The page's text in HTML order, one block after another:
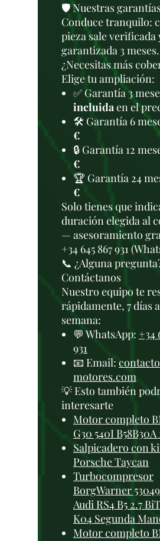
🛡️ Nuestras
Conduce tranquilo:
pieza sale verificada
garantizada 3 meses.
¿Necesitas más
Elige tu ampliación:
✅ Garantía 3
incluidaen el
🛠️ Garantía 6
€
🔒 Garantía 12
€
🏆 Garantía 24
€
Solo tienes que
duración elegida al
— asesoramiento
+34 645 867 931
📞 ¿Alguna
Contáctanos
Nuestro equipo te
rápidamente, 7 días
semana:
💬 WhatsApp: +34
931
📧 Email:
motores.com
💡 Esto también
interesarte
Motor completo
G30 540I B58B30A
Salpicadero con
Porsche Taycan
Turbocompresor
BorgWarner
Audi RS4 B5 2.7
K04 Segunda
Motor completo